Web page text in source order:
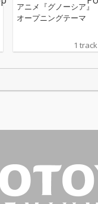
アニメ『グノーシア』
オープニングテーマ
1 track